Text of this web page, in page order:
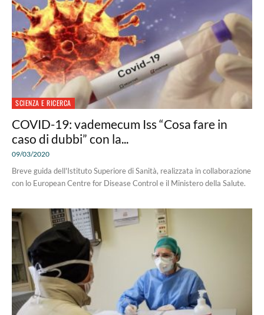
SCIENZA E RICERCA
COVID-19: vademecum Iss “Cosa fare in
caso di dubbi” con la...
09/03/2020
Breve guida dell'Istituto Superiore di Sanità, realizzata in collaborazione
con lo European Centre for Disease Control e il Ministero della Salute.